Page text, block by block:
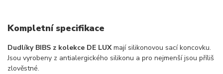
Kompletní specifikace
Dudlíky BIBS z kolekce DE LUXmají silikonovou sací koncovku.
Jsou vyrobeny z antialergického silikonu a pro nejmenší jsou příliš
zlověstné.